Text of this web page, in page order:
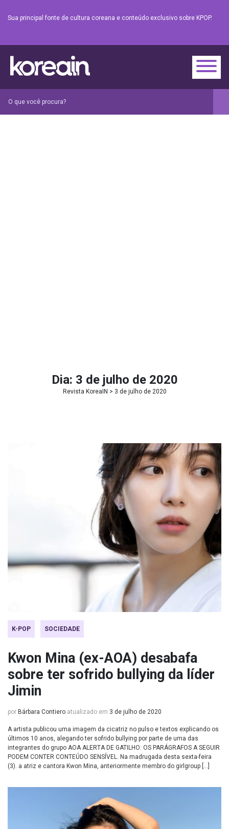
Sua principal fonte de cultura coreana e conteúdo exclusivo sobre KPOP.
Dia: 3 de julho de 2020
Revista KoreaIN > 3 de julho de 2020
K-POP SOCIEDADE
Kwon Mina (ex-AOA) desabafa
sobre ter sofrido bullying da líder
Jimin
por Bárbara Contiero atualizado em 3 de julho de 2020
A artista publicou uma imagem da cicatriz no pulso e textos explicando os
últimos 10 anos, alegando ter sofrido bullying por parte de uma das
integrantes do grupo AOA ALERTA DE GATILHO: OS PARÁGRAFOS A SEGUIR
PODEM CONTER CONTEÚDO SENSÍVEL. Na madrugada desta sexta-feira
(3). a atriz e cantora Kwon Mina, anteriormente membro do girlgroup […]